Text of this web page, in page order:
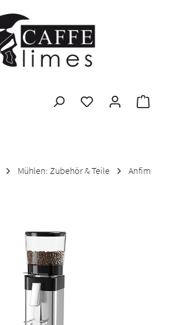
Mühlen: Zubehör & Teile
Anfim